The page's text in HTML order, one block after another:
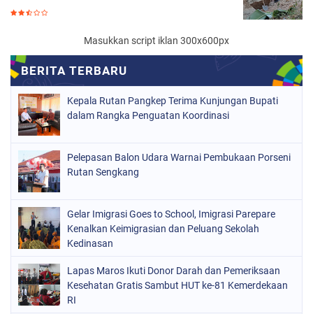
Masukkan script iklan 300x600px
Kepala Rutan Pangkep Terima Kunjungan Bupati
dalam Rangka Penguatan Koordinasi
Pelepasan Balon Udara Warnai Pembukaan Porseni
Rutan Sengkang
Gelar Imigrasi Goes to School, Imigrasi Parepare
Kenalkan Keimigrasian dan Peluang Sekolah
Kedinasan
Lapas Maros Ikuti Donor Darah dan Pemeriksaan
Kesehatan Gratis Sambut HUT ke-81 Kemerdekaan
RI